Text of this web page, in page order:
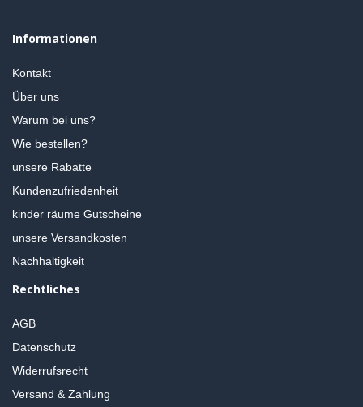
Informationen
Kontakt
Über uns
Warum bei uns?
Wie bestellen?
unsere Rabatte
Kundenzufriedenheit
kinder räume Gutscheine
unsere Versandkosten
Nachhaltigkeit
Rechtliches
AGB
Datenschutz
Widerrufsrecht
Versand & Zahlung